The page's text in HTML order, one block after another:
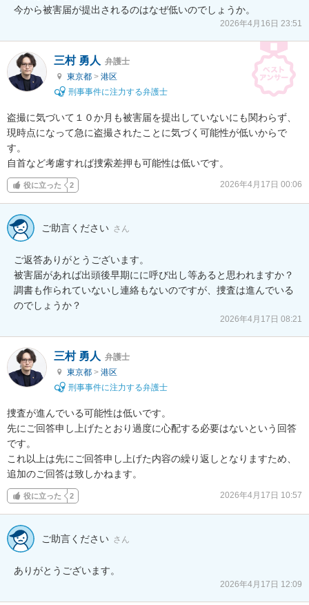
今から被害届が提出されるのはなぜ低いのでしょうか。
2026年4月16日 23:51
三村 勇人 弁護士
東京都 > 港区
刑事事件に注力する弁護士
盗撮に気づいて１０か月も被害届を提出していないにも関わらず、
現時点になって急に盗撮されたことに気づく可能性が低いからで
す。
自首など考慮すれば捜索差押も可能性は低いです。
役に立った 2 2026年4月17日 00:06
ご助言ください さん
ご返答ありがとうございます。
被害届があれば出頭後早期にに呼び出し等あると思われますか？
調書も作られていないし連絡もないのですが、捜査は進んでいる
のでしょうか？
2026年4月17日 08:21
三村 勇人 弁護士
東京都 > 港区
刑事事件に注力する弁護士
捜査が進んでいる可能性は低いです。
先にご回答申し上げたとおり過度に心配する必要はないという回答
です。
これ以上は先にご回答申し上げた内容の繰り返しとなりますため、
追加のご回答は致しかねます。
役に立った 2 2026年4月17日 10:57
ご助言ください さん
ありがとうございます。
2026年4月17日 12:09